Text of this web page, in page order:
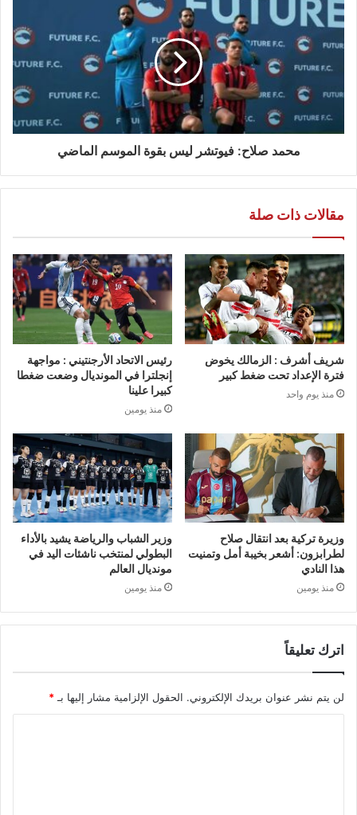
محمد صلاح: فيوتشر ليس بقوة الموسم الماضي
مقالات ذات صلة
شريف أشرف : الزمالك يخوض
فترة الإعداد تحت ضغط كبير
منذ يوم واحد
رئيس الاتحاد الأرجنتيني : مواجهة
إنجلترا في المونديال وضعت ضغطا
كبيرا علينا
منذ يومين
وزيرة تركية بعد انتقال صلاح
لطرابزون: أشعر بخيبة أمل وتمنيت
هذا النادي
منذ يومين
وزير الشباب والرياضة يشيد بالأداء
البطولي لمنتخب ناشئات اليد في
مونديال العالم
منذ يومين
اترك تعليقاً
لن يتم نشر عنوان بريدك الإلكتروني. الحقول الإلزامية مشار إليها بـ*